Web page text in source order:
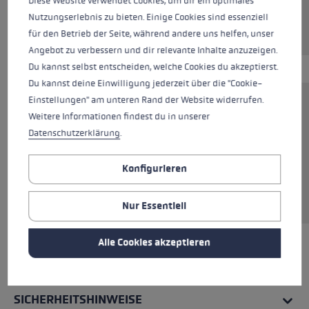
momentan nicht verfügbar
Der Hoodie aus 85 % Baumwolle vereint
Komfort mit Stil. Perfekt für entspannte Tage
und kühle Nächte. Das hochwertige Material
sorgt für ein angenehmes Tragegefühl,
während der klassische Schnitt und die Kapuze
mit Kordelzug für einen lässigen Look sorgen.
SICHERHEITSHINWEISE
Nutzungserlebnis zu bieten. Einige Cookies sind essenziell
für den Betrieb der Seite, während andere uns helfen, unser
Angebot zu verbessern und dir relevante Inhalte anzuzeigen.
Du kannst selbst entscheiden, welche Cookies du akzeptierst.
Du kannst deine Einwilligung jederzeit über die "Cookie-
Einstellungen" am unteren Rand der Website widerrufen.
Weitere Informationen findest du in unserer
Datenschutzerklärung.
Konfigurieren
Nur Essentiell
Alle Cookies akzeptieren